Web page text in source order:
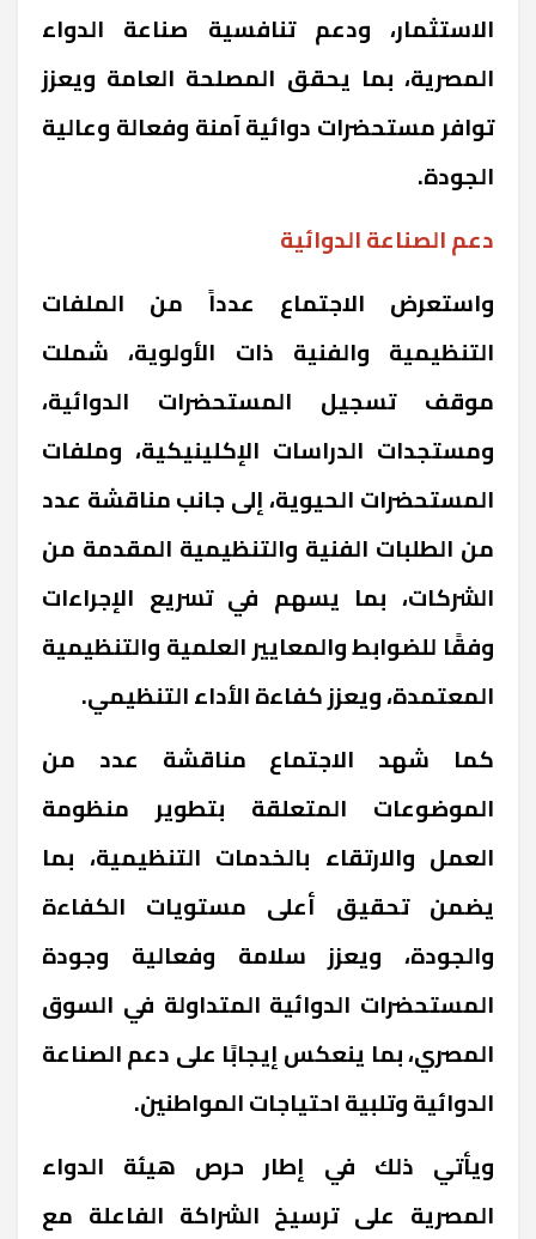
الاستثمار، ودعم تنافسية صناعة الدواء
المصرية، بما يحقق المصلحة العامة ويعزز
توافر مستحضرات دوائية آمنة وفعالة وعالية
الجودة.
دعم الصناعة الدوائية
واستعرض الاجتماع عدداً من الملفات
التنظيمية والفنية ذات الأولوية، شملت
موقف تسجيل المستحضرات الدوائية،
ومستجدات الدراسات الإكلينيكية، وملفات
المستحضرات الحيوية، إلى جانب مناقشة عدد
من الطلبات الفنية والتنظيمية المقدمة من
الشركات، بما يسهم في تسريع الإجراءات
وفقًا للضوابط والمعايير العلمية والتنظيمية
المعتمدة، ويعزز كفاءة الأداء التنظيمي.
كما شهد الاجتماع مناقشة عدد من
الموضوعات المتعلقة بتطوير منظومة
العمل والارتقاء بالخدمات التنظيمية، بما
يضمن تحقيق أعلى مستويات الكفاءة
والجودة، ويعزز سلامة وفعالية وجودة
المستحضرات الدوائية المتداولة في السوق
المصري، بما ينعكس إيجابًا على دعم الصناعة
الدوائية وتلبية احتياجات المواطنين.
ويأتي ذلك في إطار حرص هيئة الدواء
المصرية على ترسيخ الشراكة الفاعلة مع